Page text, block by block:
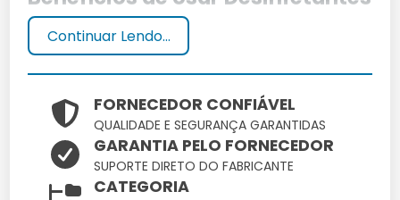
Desinfetantes eliminam eficazmente germes e
bactérias, promovendo um ambiente mais saudável.
São essenciais para prevenir doenças e manter a
higiene doméstica.
Como os Desinfetantes
Protegem a Saúde
Continuar Lendo...
FORNECEDOR CONFIÁVEL
QUALIDADE E SEGURANÇA GARANTIDAS
GARANTIA PELO FORNECEDOR
SUPORTE DIRETO DO FABRICANTE
CATEGORIA